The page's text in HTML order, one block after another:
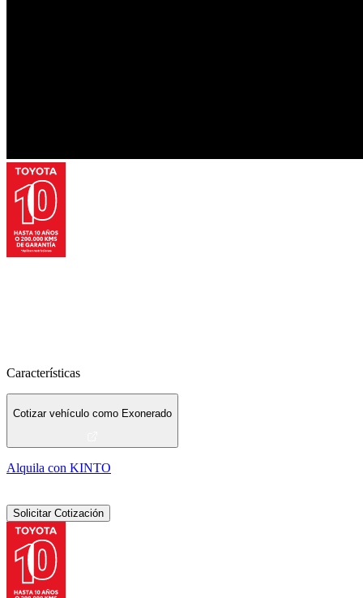
Características
Cotizar vehículo como Exonerado
Alquila con KINTO
Solicitar Cotización